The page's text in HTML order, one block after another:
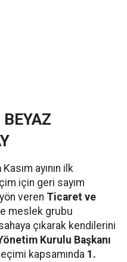
Kasım ayının ilk
için geri sayım
veren Ticaret ve
meslek grubu
çıkarak kendilerini
Kurulu Başkanı
kapsamında 1.